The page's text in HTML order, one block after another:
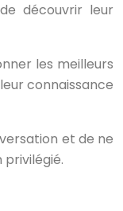
découvrir leur
les meilleurs
connaissance
et de ne